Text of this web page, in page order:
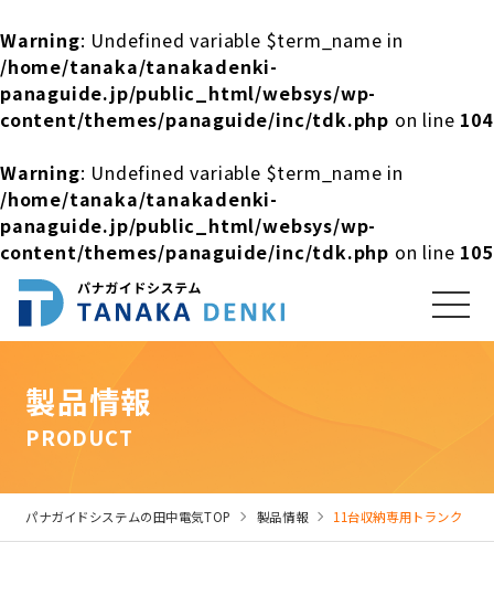
Warning: Undefined variable $term_name in
/home/tanaka/tanakadenki-
panaguide.jp/public_html/websys/wp-
content/themes/panaguide/inc/tdk.php on line 104
Warning: Undefined variable $term_name in
/home/tanaka/tanakadenki-
panaguide.jp/public_html/websys/wp-
content/themes/panaguide/inc/tdk.php on line 105
製品情報
PRODUCT
パナガイドシステムの田中電気TOP 製品情報 11台収納専用トランク